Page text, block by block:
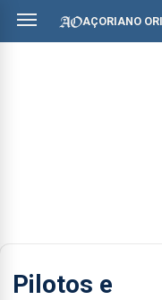
AÇORIANO
Pilotos e